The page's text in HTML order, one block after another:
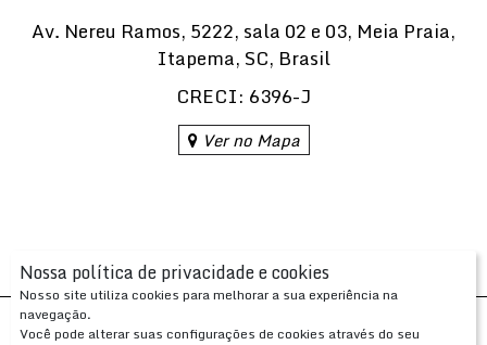
Nossa política de privacidade e cookies
Nosso site utiliza cookies para melhorar a sua experiência na
navegação.
Você pode alterar suas configurações de cookies através do seu
Av. Nereu Ramos, 5222, sala 02 e 03, Meia Praia,
Itapema, SC, Brasil
CRECI: 6396-J
Ver no Mapa
Apresenta.me ~ Plataforma Imobiliária